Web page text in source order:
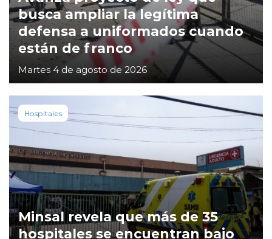
busca ampliar la legítima
defensa a uniformados cuando
están de franco
Martes 4 de agosto de 2026
Hospitales
Minsal revela que más de 35
hospitales se encuentran bajo